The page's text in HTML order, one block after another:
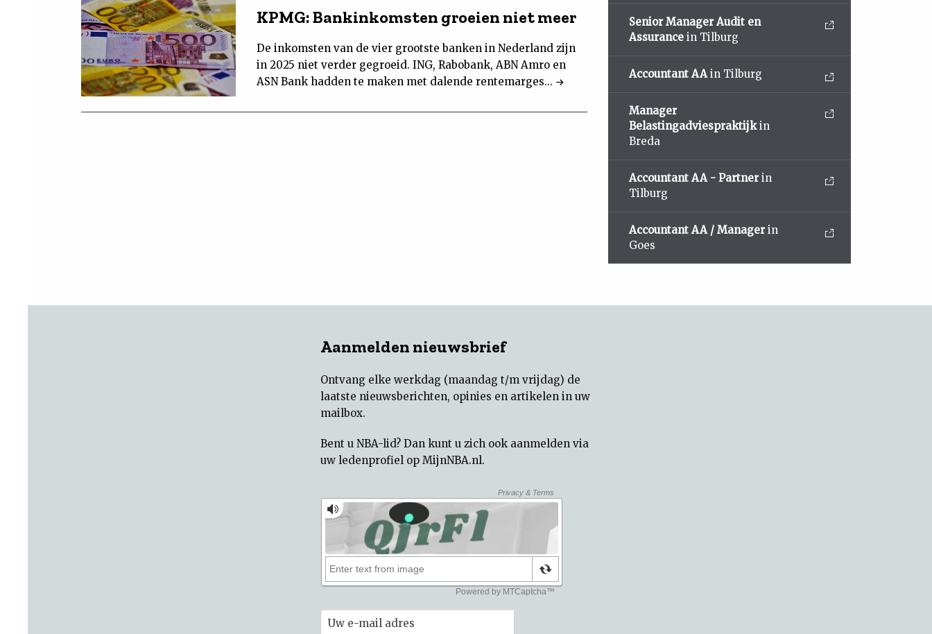
KPMG: Bankinkomsten groeien niet meer
De inkomsten van de vier grootste banken in Nederland zijn
in 2025 niet verder gegroeid. ING, Rabobank, ABN Amro en
ASN Bank hadden te maken met dalende rentemarges...
Senior Manager Audit en
Assurance in Tilburg
Accountant AAin Tilburg
Manager
Belastingadviespraktijkin
Breda
Accountant AA - Partner in
Tilburg
Accountant AA / Manager in
Goes
Aanmelden nieuwsbrief
Ontvang elke werkdag (maandag t/m vrijdag) de
laatste nieuwsberichten, opinies en artikelen in uw
mailbox.
Bent u NBA-lid? Dan kunt u zich ook aanmelden via
uw ledenprofiel op MijnNBA.nl.